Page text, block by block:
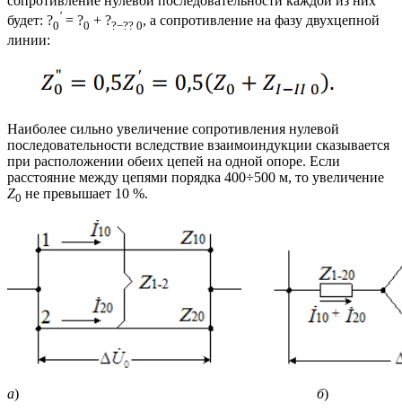
будет: ?0
′ = ?0 + ??−?? 0, а сопротивление на фазу двухцепной
линии:
Наиболее сильно увеличение сопротивления нулевой
последовательности вследствие взаимоиндукции сказывается
при расположении обеих цепей на одной опоре. Если
расстояние между цепями порядка 400÷500 м, то увеличение
Z0 не превышает 10 %.
а) б)